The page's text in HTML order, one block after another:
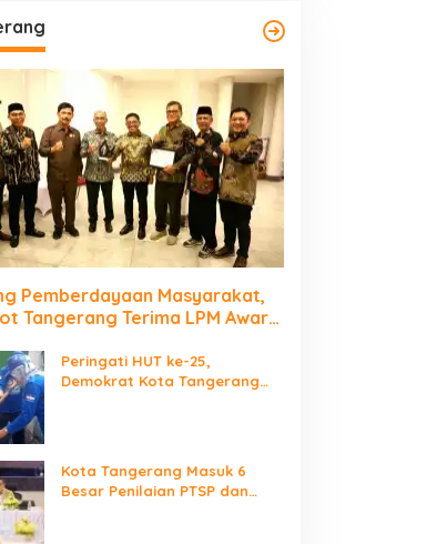
Pemberdayaan Masyarakat,
Tangerang Terima LPM Award
Peringati HUT ke-25,
Demokrat Kota Tangerang
Kota Tangerang Masuk 6
Besar Penilaian PTSP dan